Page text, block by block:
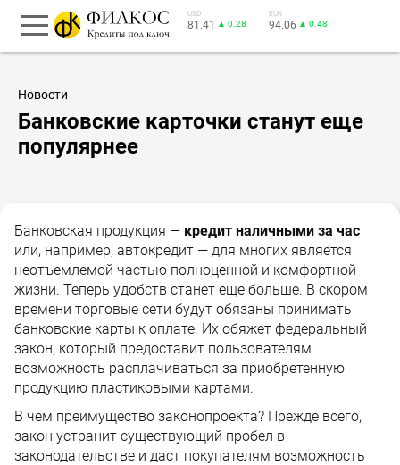
USD
81.41 ▲ 0.28
EUR
94.06 ▲ 0.48
Новости
Банковские карточки станут еще
популярнее
Банковская продукция — кредит наличными за час
или, например, автокредит — для многих является
неотъемлемой частью полноценной и комфортной
жизни. Теперь удобств станет еще больше. В скором
времени торговые сети будут обязаны принимать
банковские карты к оплате. Их обяжет федеральный
закон, который предоставит пользователям
возможность расплачиваться за приобретенную
продукцию пластиковыми картами.
В чем преимущество законопроекта? Прежде всего,
закон устранит существующий пробел в
законодательстве и даст покупателям возможность